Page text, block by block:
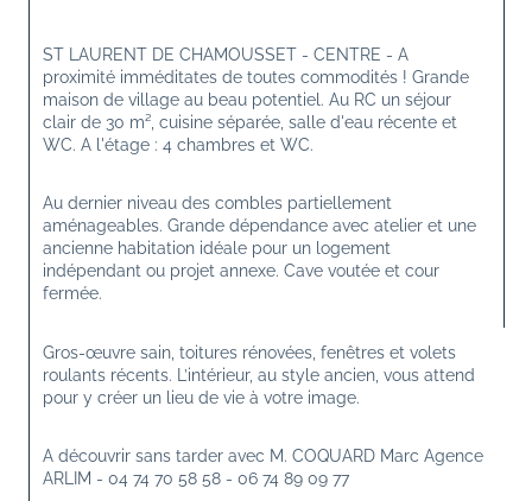
ST LAURENT DE CHAMOUSSET - CENTRE - A
proximité imméditates de toutes commodités ! Grande
maison de village au beau potentiel. Au RC un séjour
clair de 30 m², cuisine séparée, salle d'eau récente et
WC. A l'étage : 4 chambres et WC.
Au dernier niveau des combles partiellement
aménageables. Grande dépendance avec atelier et une
ancienne habitation idéale pour un logement
indépendant ou projet annexe. Cave voutée et cour
fermée.
Gros-œuvre sain, toitures rénovées, fenêtres et volets
roulants récents. L’intérieur, au style ancien, vous attend
pour y créer un lieu de vie à votre image.
A découvrir sans tarder avec M. COQUARD Marc Agence
ARLIM - 04 74 70 58 58 - 06 74 89 09 77